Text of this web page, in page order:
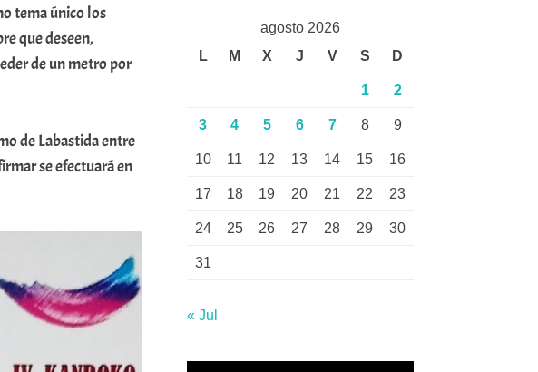
tema único los
que deseen,
de un metro por
de Labastida entre
se efectuará en
agosto 2026
L
M X J V S D
1 2
3 4 5 6 7 8 9
10 11 12 13 14 15 16
17 18 19 20 21 22 23
24 25 26 27 28 29 30
31
« Jul